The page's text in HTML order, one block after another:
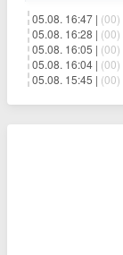
05.08. 16:47 | (00)
05.08. 16:28 | (00)
05.08. 16:05 | (00)
05.08. 16:04 | (00)
05.08. 15:45 | (00)